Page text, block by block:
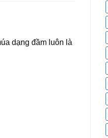
dạng đầm luôn là